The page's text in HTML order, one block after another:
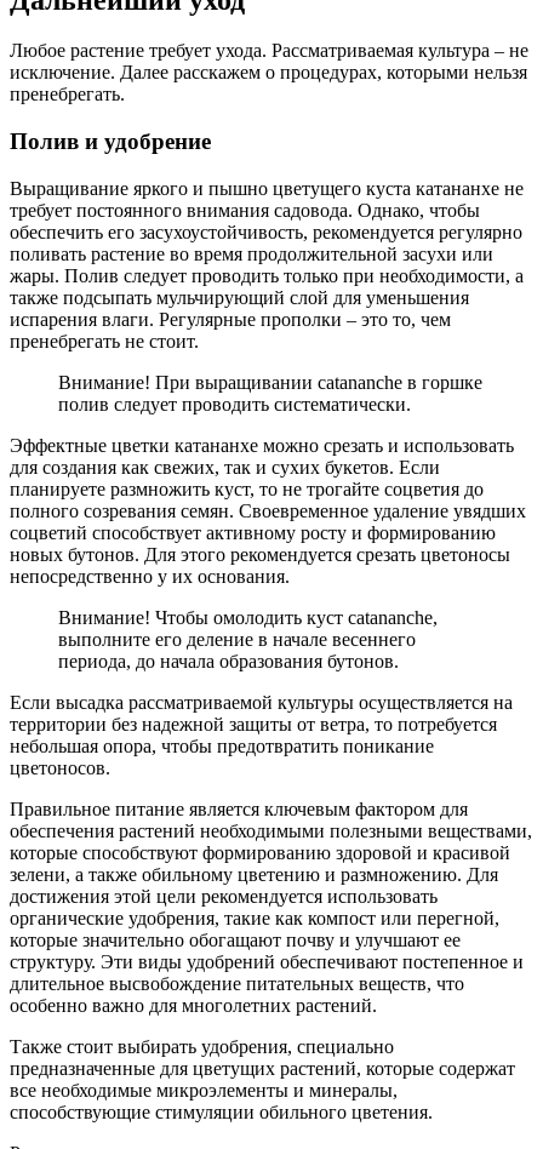
Любое растение требует ухода. Рассматриваемая культура – не
исключение. Далее расскажем о процедурах, которыми нельзя
пренебрегать.
Полив и удобрение
Выращивание яркого и пышно цветущего куста катананхе не
требует постоянного внимания садовода. Однако, чтобы
обеспечить его засухоустойчивость, рекомендуется регулярно
поливать растение во время продолжительной засухи или
жары. Полив следует проводить только при необходимости, а
также подсыпать мульчирующий слой для уменьшения
испарения влаги. Регулярные прополки – это то, чем
пренебрегать не стоит.
Внимание! При выращивании catananche в горшке
полив следует проводить систематически.
Эффектные цветки катананхе можно срезать и использовать
для создания как свежих, так и сухих букетов. Если
планируете размножить куст, то не трогайте соцветия до
полного созревания семян. Своевременное удаление увядших
соцветий способствует активному росту и формированию
новых бутонов. Для этого рекомендуется срезать цветоносы
непосредственно у их основания.
Внимание! Чтобы омолодить куст catananche,
выполните его деление в начале весеннего
периода, до начала образования бутонов.
Если высадка рассматриваемой культуры осуществляется на
территории без надежной защиты от ветра, то потребуется
небольшая опора, чтобы предотвратить поникание
цветоносов.
Правильное питание является ключевым фактором для
обеспечения растений необходимыми полезными веществами,
которые способствуют формированию здоровой и красивой
зелени, а также обильному цветению и размножению. Для
достижения этой цели рекомендуется использовать
органические удобрения, такие как компост или перегной,
которые значительно обогащают почву и улучшают ее
структуру. Эти виды удобрений обеспечивают постепенное и
длительное высвобождение питательных веществ, что
особенно важно для многолетних растений.
Также стоит выбирать удобрения, специально
предназначенные для цветущих растений, которые содержат
все необходимые микроэлементы и минералы,
способствующие стимуляции обильного цветения.